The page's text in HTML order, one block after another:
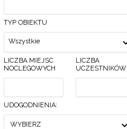
TYP OBIEKTU
Wszystkie
LICZBA MIEJSC
NOCLEGOWYCH
LICZBA
UCZESTNIKÓW
UDOGODNIENIA:
WYBIERZ